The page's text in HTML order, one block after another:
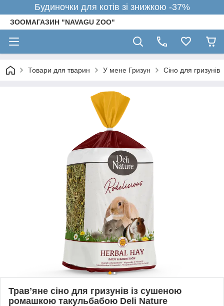
Будиночки для котів зі знижкою -37%
ЗООМАГАЗИН "NAVAGU ZOO"
Товари для тварин У мене Гризун Сіно для гризунів
Травʼяне сіно для гризунів із сушеною
ромашкою такульбабою Deli Nature